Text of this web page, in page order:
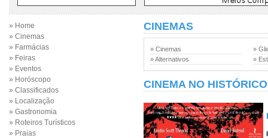
» Home
» Cinemas
» Farmácias
» Feiras
» Eventos
» Horóscopo
» Classificados
» Localização
» Gastronomia
» Roteiros Turísticos
» Praias
CINEMAS
» Cinemas
» Alternativos
»
»
CINEMA NO HISTÓRICO